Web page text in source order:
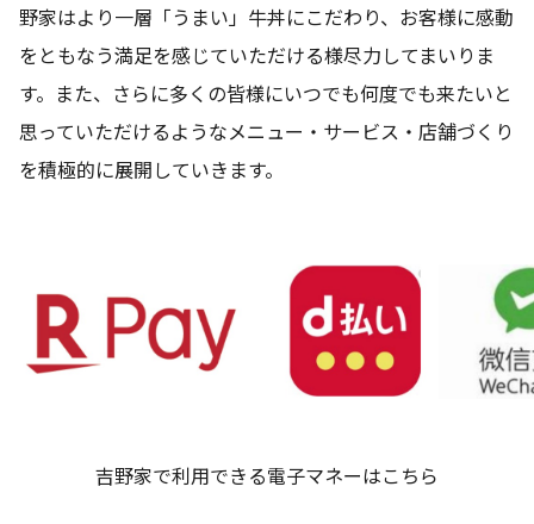
野家はより一層「うまい」牛丼にこだわり、お客様に感動
をともなう満足を感じていただける様尽力してまいりま
す。また、さらに多くの皆様にいつでも何度でも来たいと
思っていただけるようなメニュー・サービス・店舗づくり
を積極的に展開していきます。
吉野家で利用できる電子マネーはこちら